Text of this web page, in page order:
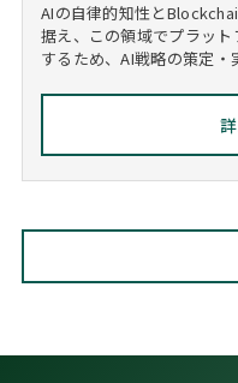
AIの自律的知性と
据え、この領域でプラッ
するため、AI戦略の策定